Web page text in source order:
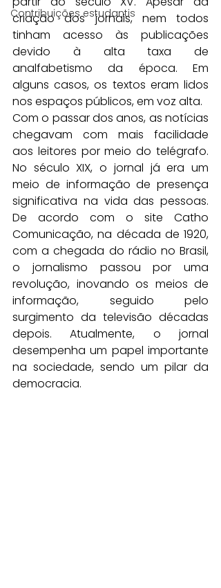
Contribuições estudantis
criação dos jornais, nem todos
tinham acesso às publicações
devido à alta taxa de
analfabetismo da época. Em
alguns casos, os textos eram lidos
nos espaços públicos, em voz alta.
Com o passar dos anos, as notícias
chegavam com mais facilidade
aos leitores por meio do telégrafo.
No século XIX, o jornal já era um
meio de informação de presença
significativa na vida das pessoas.
De acordo com o site Catho
Comunicação, na década de 1920,
com a chegada do rádio no Brasil,
o jornalismo passou por uma
revolução, inovando os meios de
informação, seguido pelo
surgimento da televisão décadas
depois. Atualmente, o jornal
desempenha um papel importante
na sociedade, sendo um pilar da
democracia.